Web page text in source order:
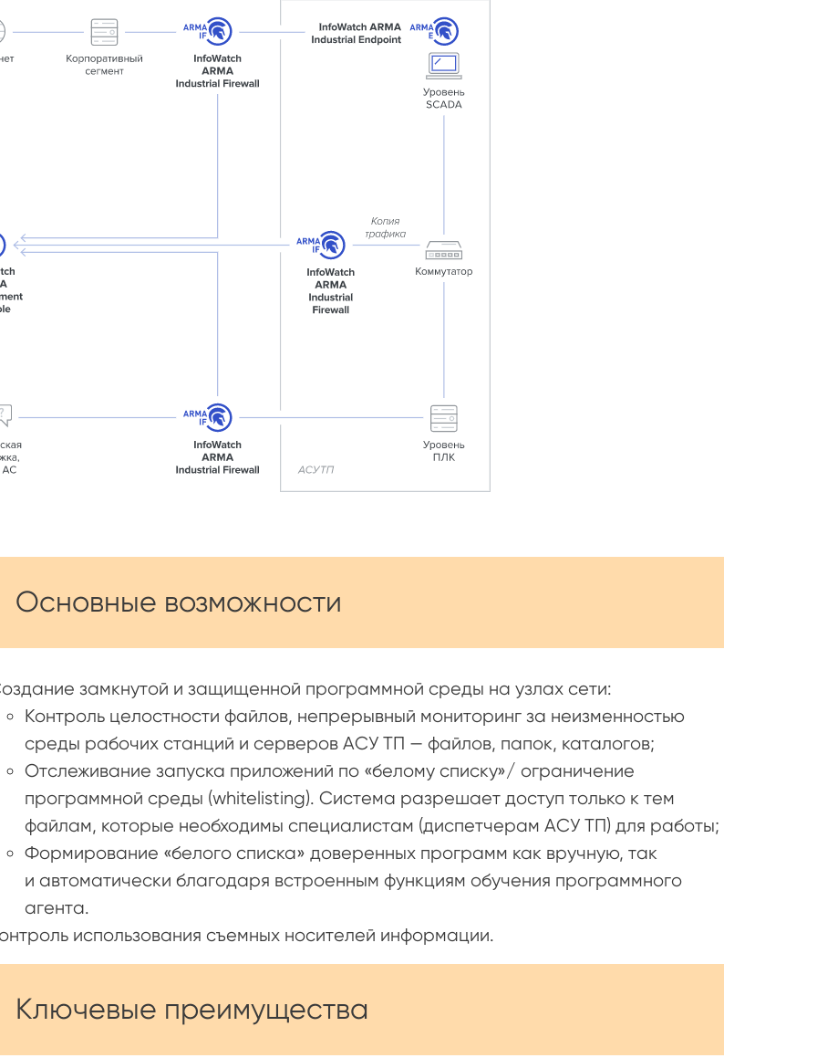
Основные возможности
замкнутой и защищенной программной среды на узлах сети:
Контроль целостности файлов, непрерывный мониторинг за неизменностью
среды рабочих станций и серверов АСУ ТП — файлов, папок, каталогов;
Отслеживание запуска приложений по «белому списку»/ ограничение
программной среды (whitelisting). Система разрешает доступ только к тем
файлам, которые необходимы специалистам (диспетчерам АСУ ТП) для работы;
Формирование «белого списка» доверенных программ как вручную, так
и автоматически благодаря встроенным функциям обучения программного
агента.
использования съемных носителей информации.
Ключевые преимущества